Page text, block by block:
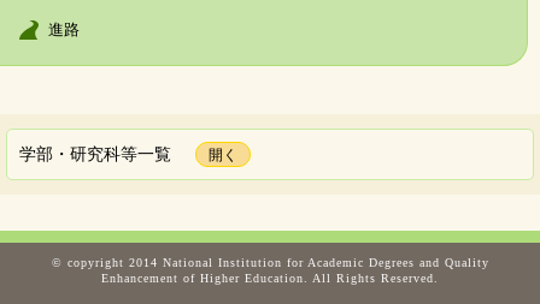
進路
学部・研究科等一覧
© copyright 2014 National Institution for Academic Degrees and Quality
Enhancement of Higher Education. All Rights Reserved.